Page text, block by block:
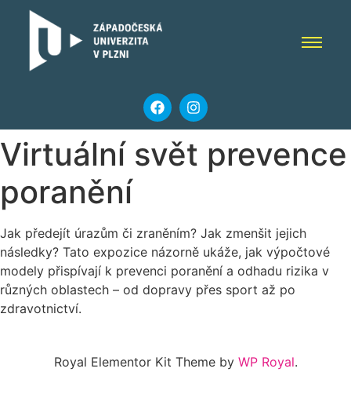
Virtuální svět prevence
poranění
Jak předejít úrazům či zraněním? Jak zmenšit jejich
následky? Tato expozice názorně ukáže, jak výpočtové
modely přispívají k prevenci poranění a odhadu rizika v
různých oblastech – od dopravy přes sport až po
zdravotnictví.
Royal Elementor Kit Theme by WP Royal.